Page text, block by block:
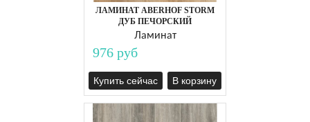
ЛАМИНАТ ABERHOF STORM
ДУБ ПЕЧОРСКИЙ
Ламинат
976 руб
Купить сейчас В корзину